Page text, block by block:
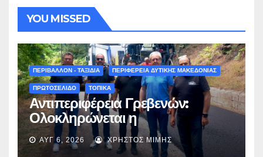
YOU MISSED
ΠΕΡΙΒΑΛΛΟΝ - ΤΑΞΙΔΙΑ ΠΕΡΙΦΕΡΕΙΑ ΔΥΤΙΚΗΣ ΜΑΚΕΔΟΝΙΑΣ
ΠΡΩΤΟΣΕΛΙΔΟ ΤΟΠΙΚΑ
Αντιπεριφέρεια Γρεβενών:
Ολοκληρώνεται η
ασφαλτόστρωση της οδού
Περιβόλι – Αβδέλλα
ΑΥΓ 6, 2026 ΧΡΉΣΤΟΣ ΜΊΜΗΣ